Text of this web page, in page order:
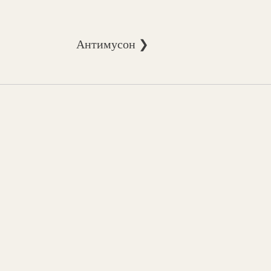
Антимусон ❯